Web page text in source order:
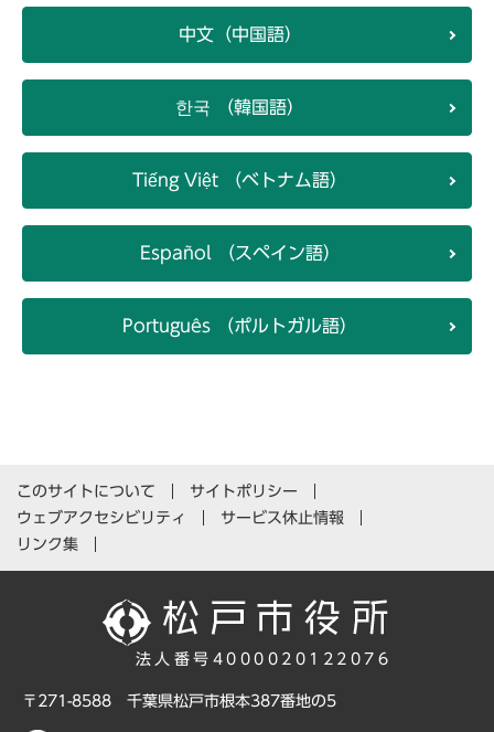
中文（中国語）
한국 （韓国語）
Tiếng Việt （ベトナム語）
Español （スペイン語）
Português （ポルトガル語）
このサイトについて
サイトポリシー
ウェブアクセシビリティ
サービス休止情報
リンク集
法人番号4000020122076
〒271-8588 千葉県松戸市根本387番地の5